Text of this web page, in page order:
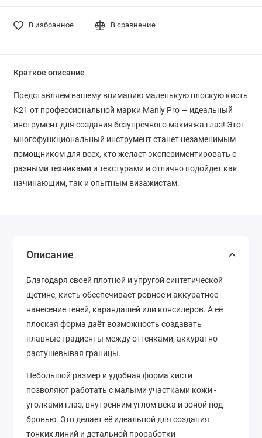
В избранное В сравнение
Краткое описание
Представляем вашему вниманию маленькую плоскую кисть
K21 от профессиональной марки Manly Pro — идеальный
инструмент для создания безупречного макияжа глаз! Этот
многофункциональный инструмент станет незаменимым
помощником для всех, кто желает экспериментировать с
разными техниками и текстурами и отлично подойдет как
начинающим, так и опытным визажистам.
Описание
Благодаря своей плотной и упругой синтетической
щетине, кисть обеспечивает ровное и аккуратное
нанесение теней, карандашей или консилеров. А её
плоская форма даёт возможность создавать
плавные градиенты между оттенками, аккуратно
растушевывая границы.
Небольшой размер и удобная форма кисти
позволяют работать с малыми участками кожи -
уголками глаз, внутренним углом века и зоной под
бровью. Это делает её идеальной для создания
тонких линий и детальной проработки